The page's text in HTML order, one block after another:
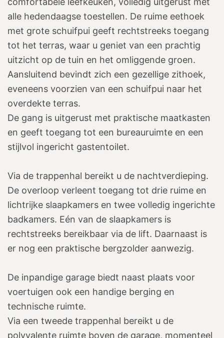
alle hedendaagse toestellen. De ruime eethoek
met grote schuifpui geeft rechtstreeks toegang
tot het terras, waar u geniet van een prachtig
uitzicht op de tuin en het omliggende groen.
Aansluitend bevindt zich een gezellige zithoek,
eveneens voorzien van een schuifpui naar het
overdekte terras.
De gang is uitgerust met praktische maatkasten
en geeft toegang tot een bureauruimte en een
stijlvol ingericht gastentoilet.
Via de trappenhal bereikt u de nachtverdieping.
De overloop verleent toegang tot drie ruime en
lichtrijke slaapkamers en twee volledig ingerichte
badkamers. Eén van de slaapkamers is
rechtstreeks bereikbaar via de lift. Daarnaast is
er nog een praktische bergzolder aanwezig.
De inpandige garage biedt naast plaats voor
voertuigen ook een handige berging en
technische ruimte.
Via een tweede trappenhal bereikt u de
polyvalente ruimte boven de garage, momenteel